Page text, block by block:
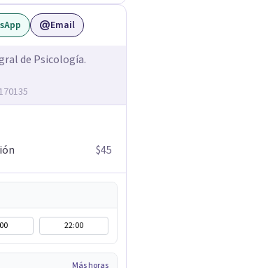
Email
de Psicología.
$45
22:00
Más horas